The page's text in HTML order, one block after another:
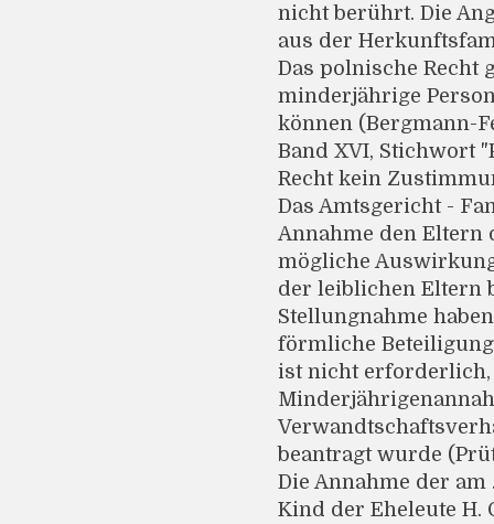
nicht berührt. Die
aus der
Das polnische Recht
minderjährige
können (Bergmann-
Band XVI, Stichwort
Recht kein
Das Amtsgericht -
Annahme den Eltern
mögliche
der leiblichen Eltern
Stellungnahme
förmliche
ist nicht erforderlich,
beantragt wurde
Die Annahme der am
Kind der Eheleute H.